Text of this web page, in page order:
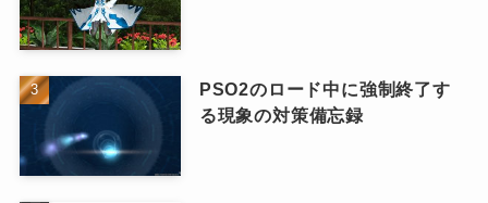
PSO2のロード中に強制終了す
る現象の対策備忘録